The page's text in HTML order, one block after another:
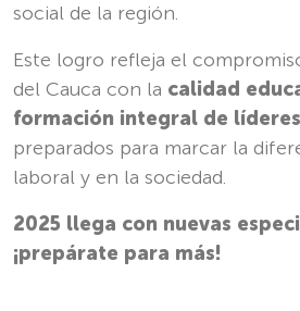
social de la región.
Este logro refleja el
del Cauca con la calidad
formación integral de
preparados para marcar la
laboral y en la sociedad.
2025 llega con nuevas
¡prepárate para más!